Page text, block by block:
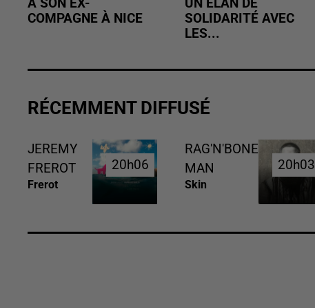
À SON EX-
COMPAGNE À NICE
UN ÉLAN DE
SOLIDARITÉ AVEC
LES...
RÉCEMMENT DIFFUSÉ
JEREMY
FREROT
Frerot
20h06
20h06
RAG'N'BONE
MAN
Skin
20h03
20h03